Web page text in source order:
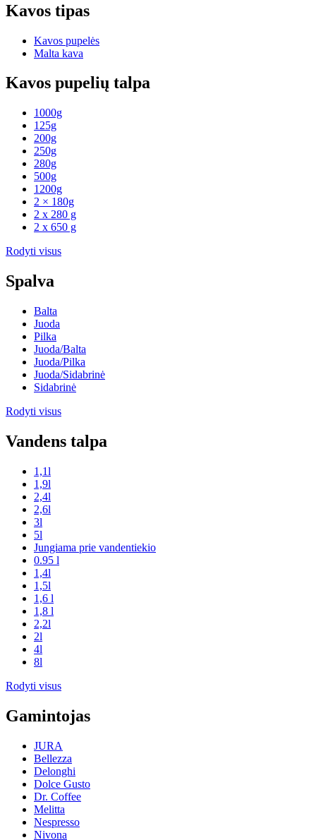
Kavos tipas
Kavos pupelės
Malta kava
Kavos pupelių talpa
1000g
125g
200g
250g
280g
500g
1200g
2 × 180g
2 x 280 g
2 x 650 g
Rodyti visus
Spalva
Balta
Juoda
Pilka
Juoda/Balta
Juoda/Pilka
Juoda/Sidabrinė
Sidabrinė
Rodyti visus
Vandens talpa
1,1l
1,9l
2,4l
2,6l
3l
5l
Jungiama prie vandentiekio
0.95 l
1,4l
1,5l
1,6 l
1,8 l
2,2l
2l
4l
8l
Rodyti visus
Gamintojas
JURA
Bellezza
Delonghi
Dolce Gusto
Dr. Coffee
Melitta
Nespresso
Nivona